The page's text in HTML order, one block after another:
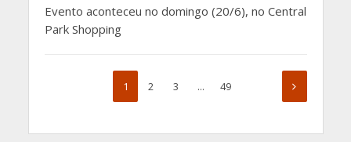
Evento aconteceu no domingo (20/6), no Central
Park Shopping
1 2 3 … 49